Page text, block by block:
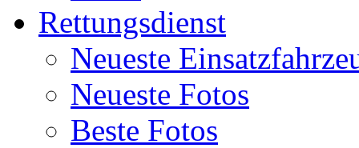
Rettungsdienst
Neueste
Neueste Fotos
Beste Fotos